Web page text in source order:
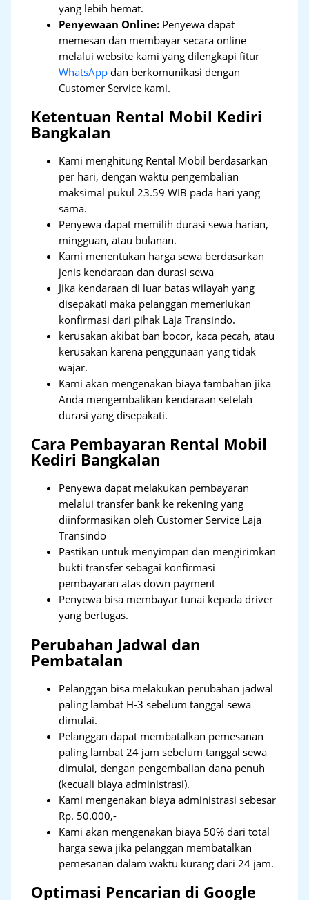
yang lebih hemat.
Penyewaan Online: Penyewa dapat
memesan dan membayar secara online
melalui website kami yang dilengkapi fitur
WhatsApp dan berkomunikasi dengan
Customer Service kami.
Ketentuan Rental Mobil Kediri
Bangkalan
Kami menghitung Rental Mobil berdasarkan
per hari, dengan waktu pengembalian
maksimal pukul 23.59 WIB pada hari yang
sama.
Penyewa dapat memilih durasi sewa harian,
mingguan, atau bulanan.
Kami menentukan harga sewa berdasarkan
jenis kendaraan dan durasi sewa
Jika kendaraan di luar batas wilayah yang
disepakati maka pelanggan memerlukan
konfirmasi dari pihak Laja Transindo.
kerusakan akibat ban bocor, kaca pecah, atau
kerusakan karena penggunaan yang tidak
wajar.
Kami akan mengenakan biaya tambahan jika
Anda mengembalikan kendaraan setelah
durasi yang disepakati.
Cara Pembayaran Rental Mobil
Kediri Bangkalan
Penyewa dapat melakukan pembayaran
melalui transfer bank ke rekening yang
diinformasikan oleh Customer Service Laja
Transindo
Pastikan untuk menyimpan dan mengirimkan
bukti transfer sebagai konfirmasi
pembayaran atas down payment
Penyewa bisa membayar tunai kepada driver
yang bertugas.
Perubahan Jadwal dan
Pembatalan
Pelanggan bisa melakukan perubahan jadwal
paling lambat H-3 sebelum tanggal sewa
dimulai.
Pelanggan dapat membatalkan pemesanan
paling lambat 24 jam sebelum tanggal sewa
dimulai, dengan pengembalian dana penuh
(kecuali biaya administrasi).
Kami mengenakan biaya administrasi sebesar
Rp. 50.000,-
Kami akan mengenakan biaya 50% dari total
harga sewa jika pelanggan membatalkan
pemesanan dalam waktu kurang dari 24 jam.
Optimasi Pencarian di Google